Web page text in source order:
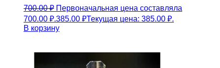
700.00₽ Первоначальная цена составляла
700.00 ₽.385.00 ₽Текущая цена: 385.00 ₽.
В корзину